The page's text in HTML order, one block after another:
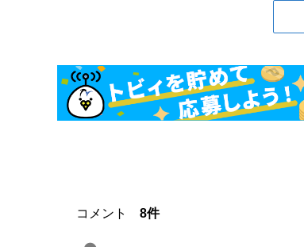
コメント 8件